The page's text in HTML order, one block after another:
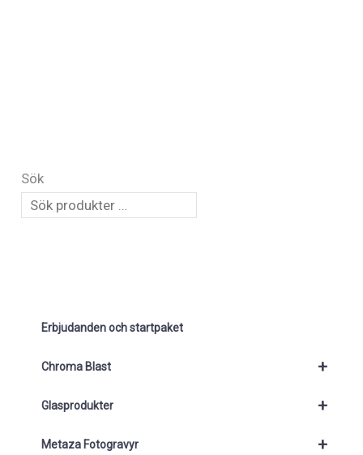
Sök
Erbjudanden och startpaket
+
Chroma Blast
+
Glasprodukter
+
Metaza Fotogravyr